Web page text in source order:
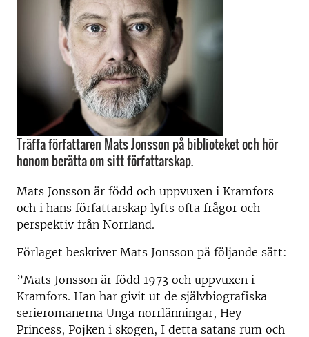
Träffa författaren Mats Jonsson på biblioteket och hör
honom berätta om sitt författarskap.
Mats Jonsson är född och uppvuxen i Kramfors
och i hans författarskap lyfts ofta frågor och
perspektiv från Norrland.
Förlaget beskriver Mats Jonsson på följande sätt:
”Mats Jonsson är född 1973 och uppvuxen i
Kramfors. Han har givit ut de självbiografiska
serieromanerna Unga norrlänningar, Hey
Princess, Pojken i skogen, I detta satans rum och